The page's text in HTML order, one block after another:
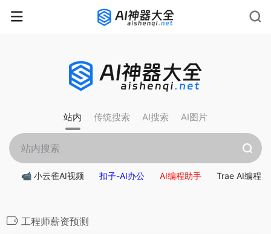
rnrn rnrn rnrn
站内 传统搜索 AI搜索 AI图片
📹 小云雀AI视频 扣子-AI办公 AI编程助手 Trae AI编程
工程师薪资预测